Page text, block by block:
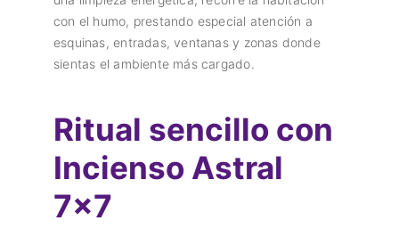
con el humo, prestando especial atención a
esquinas, entradas, ventanas y zonas donde
sientas el ambiente más cargado.
Ritual sencillo con
Incienso Astral
7×7